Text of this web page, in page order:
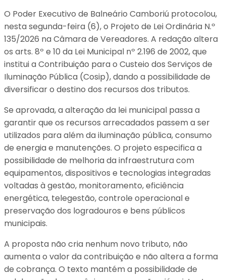
O Poder Executivo de Balneário Camboriú protocolou,
nesta segunda-feira (6), o Projeto de Lei Ordinária N.º
135/2026 na Câmara de Vereadores. A redação altera
os arts. 8º e 10 da Lei Municipal nº 2.196 de 2002, que
institui a Contribuição para o Custeio dos Serviços de
Iluminação Pública (Cosip), dando a possibilidade de
diversificar o destino dos recursos dos tributos.
Se aprovada, a alteração da lei municipal passa a
garantir que os recursos arrecadados passem a ser
utilizados para além da iluminação pública, consumo
de energia e manutenções. O projeto especifica a
possibilidade de melhoria da infraestrutura com
equipamentos, dispositivos e tecnologias integradas
voltadas à gestão, monitoramento, eficiência
energética, telegestão, controle operacional e
preservação dos logradouros e bens públicos
municipais.
A proposta não cria nenhum novo tributo, não
aumenta o valor da contribuição e não altera a forma
de cobrança. O texto mantém a possibilidade de